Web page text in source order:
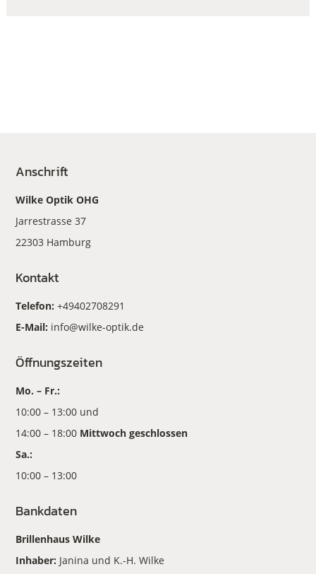
Anschrift
Wilke Optik OHG
Jarrestrasse 37
22303 Hamburg
Kontakt
Telefon:+49402708291
E-Mail: info@wilke-optik.de
Öffnungszeiten
Mo. – Fr.:
10:00 – 13:00 und
14:00 – 18:00 Mittwoch geschlossen
Sa.:
10:00 – 13:00
Bankdaten
Brillenhaus Wilke
Inhaber: Janina und K.-H. Wilke